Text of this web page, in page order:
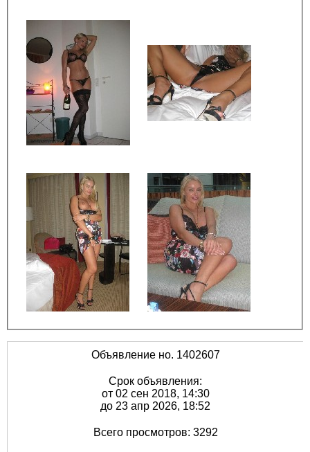
Объявление но. 1402607
Срок объявления:
от 02 сен 2018, 14:30
до 23 апр 2026, 18:52
Всего просмотров: 3292